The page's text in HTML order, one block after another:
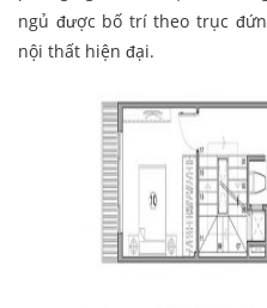
ngủ được bố trí theo trục
nội thất hiện đại.